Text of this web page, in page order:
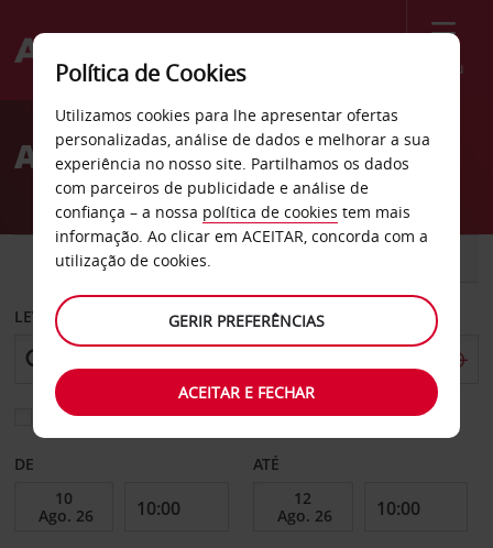
Menu
Welcome
AvisAluguer de carros Roslyn
CARRO
LEVANTAR EM
Escolher uma estação de devolução diferente
DE ATÉ
Política de Cookies
Utilizamos cookies para lhe apresentar ofertas
personalizadas, análise de dados e melhorar a sua
experiência no nosso site. Partilhamos os dados
com parceiros de publicidade e análise de
confiança – a nossa política de cookies tem mais
informação. Ao clicar em ACEITAR, concorda com a
utilização de cookies.
GERIR PREFERÊNCIAS
ACEITAR E FECHAR